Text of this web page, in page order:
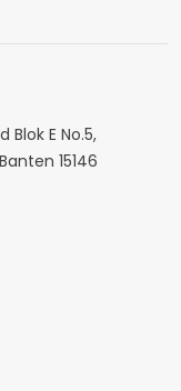
Blok E No.5,
15146